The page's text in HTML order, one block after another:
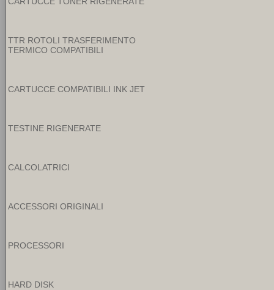
TTR ROTOLI TRASFERIMENTO
TERMICO COMPATIBILI
CARTUCCE COMPATIBILI INK JET
TESTINE RIGENERATE
CALCOLATRICI
ACCESSORI ORIGINALI
PROCESSORI
HARD DISK